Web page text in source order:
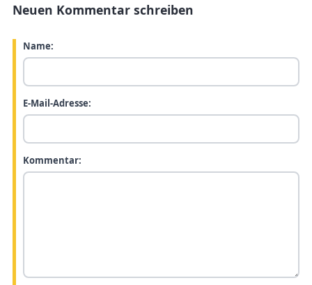
Neuen Kommentar schreiben
Name:
E-Mail-Adresse:
Kommentar: